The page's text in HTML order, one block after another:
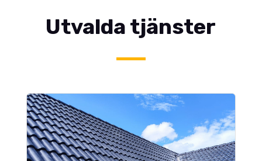
Utvalda tjänster